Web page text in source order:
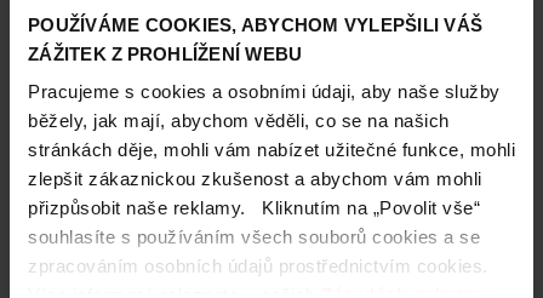
POUŽÍVÁME COOKIES, ABYCHOM VYLEPŠILI VÁŠ
ZÁŽITEK Z PROHLÍŽENÍ WEBU
Pracujeme s cookies a osobními údaji, aby naše služby
běžely, jak mají, abychom věděli, co se na našich
stránkách děje, mohli vám nabízet užitečné funkce, mohli
zlepšit zákaznickou zkušenost a abychom vám mohli
přizpůsobit naše reklamy. Kliknutím na „Povolit vše“
souhlasíte s používáním všech souborů cookies a se
zpracováním osobních údajů prostřednictvím cookies.
Teta prodejny a služby